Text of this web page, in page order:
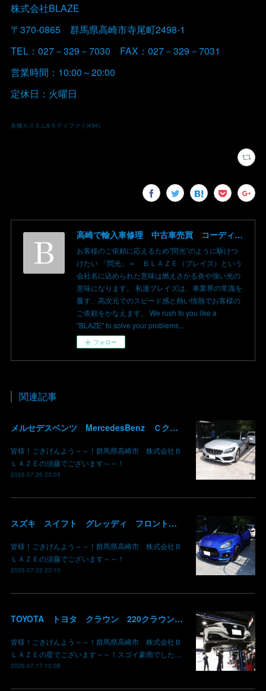
株式会社BLAZE
〒370-0865 群馬県高崎市寺尾町2498-1
TEL：027－329－7030 FAX：027－329－7031
営業時間：10:00～20:00
定休日：火曜日
各種カスタム&モディファイ (494)
高崎で輸入車修理 中古車売買 コーディングならBLAZE（ブレイズ）へ│BLAZE Total Car Support & Modify in Takasaki Gunma
お客様のご依頼に応えるため”閃光”のように駆けつ
けたい 「閃光」＝ ＢＬＡＺＥ（ブレイズ）という
会社名に込められた意味は燃えさかる炎や強い光の
意味になります。 私達ブレイズは、車業界の常識を
覆す、高次元でのスピード感と熱い情熱でお客様の
ご依頼をかなえます。 We rush to you like a
"BLAZE" to solve your problems...
フォロー
関連記事
メルセデスベンツ MercedesBenz Ｃクラス バッテリー サブバッテリー 交換 パナメリカーナグリル化 コマンドシステム SSD化 群馬 高崎
皆様！ごきげんよう～～！群馬県高崎市 株式会社Ｂ
ＬＡＺＥの須藤でございます～～！
2026.07.26 23:03
スズキ スイフト グレッディ フロントリップスポイラー リアウイング 塗装 カーボン クリア 持込み部品 取り付け 群馬 高崎
皆様！ごきげんよう～～！群馬県高崎市 株式会社Ｂ
ＬＡＺＥの須藤でございます～～！
2026.07.22 23:10
TOYOTA トヨタ クラウン 220クラウン 持ち込みマフラー交換 群馬県高崎市 株式会社BLAZE
皆様！ごきげんよう～～！群馬県高崎市 株式会社Ｂ
ＬＡＺＥの星でございます～～！スゴイ豪雨でした…
2026.07.17 10:08